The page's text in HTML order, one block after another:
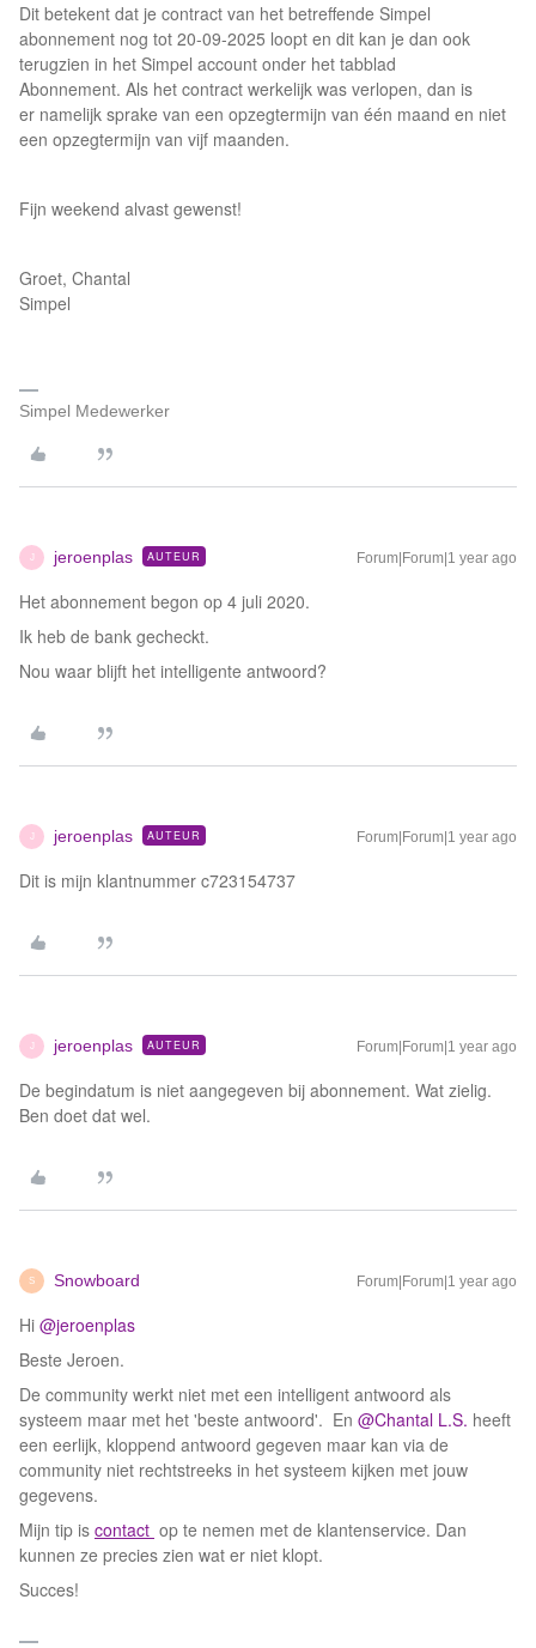
Dit betekent dat je contract van het betreffende Simpel
abonnement nog tot 20-09-2025 loopt en dit kan je dan ook
terugzien in het Simpel account onder het tabblad
Abonnement. Als het contract werkelijk was verlopen, dan is
er namelijk sprake van een opzegtermijn van één maand en niet
een opzegtermijn van vijf maanden.
Fijn weekend alvast gewenst!
Groet, Chantal
Simpel
Simpel Medewerker
J jeroenplas AUTEUR Forum|Forum|1 year ago
Het abonnement begon op 4 juli 2020.
Ik heb de bank gecheckt.
Nou waar blijft het intelligente antwoord?
J jeroenplas AUTEUR Forum|Forum|1 year ago
Dit is mijn klantnummer c723154737
J jeroenplas AUTEUR Forum|Forum|1 year ago
De begindatum is niet aangegeven bij abonnement. Wat zielig.
Ben doet dat wel.
S Snowboard Forum|Forum|1 year ago
Hi ​ @jeroenplas
Beste Jeroen.
De community werkt niet met een intelligent antwoord als
systeem maar met het 'beste antwoord'. En ​ @Chantal L.S. heeft
een eerlijk, kloppend antwoord gegeven maar kan via de
community niet rechtstreeks in het systeem kijken met jouw
gegevens.
Mijn tip is contact op te nemen met de klantenservice. Dan
kunnen ze precies zien wat er niet klopt.
Succes!